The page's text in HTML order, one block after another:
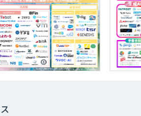
ジンベイ AI技術実装アドバイザリー」
ービス